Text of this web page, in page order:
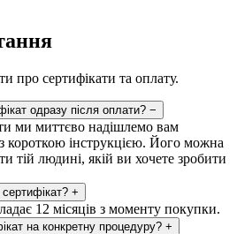
про сертифікати та оплату.
одразу після оплати? −
ми миттєво надішлемо вам
короткою інструкцією. Його можна
тій людині, якій ви хочете зробити
+
12 місяців з моменту покупки.
на конкретну процедуру? +